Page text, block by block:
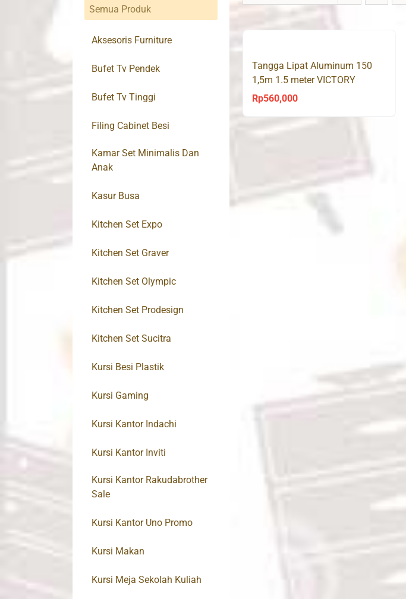
Tangga Lipat Aluminum 150
1,5m 1.5 meter VICTORY
Rp560,000
Semua Produk
Aksesoris Furniture
Bufet Tv Pendek
Bufet Tv Tinggi
Filing Cabinet Besi
Kamar Set Minimalis Dan
Anak
Kasur Busa
Kitchen Set Expo
Kitchen Set Graver
Kitchen Set Olympic
Kitchen Set Prodesign
Kitchen Set Sucitra
Kursi Besi Plastik
Kursi Gaming
Kursi Kantor Indachi
Kursi Kantor Inviti
Kursi Kantor Rakudabrother
Sale
Kursi Kantor Uno Promo
Kursi Makan
Kursi Meja Sekolah Kuliah